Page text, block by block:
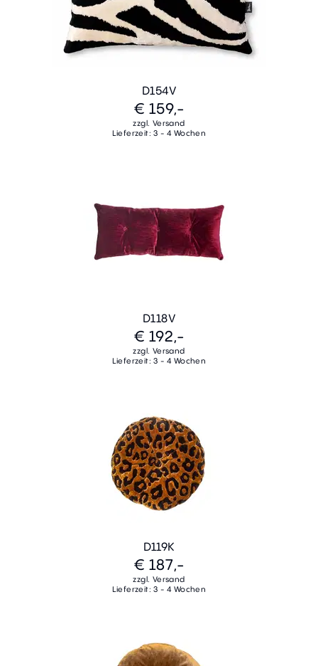
D154V
€ 159,-
zzgl. Versand
Lieferzeit: 3 - 4 Wochen
D118V
€ 192,-
zzgl. Versand
Lieferzeit: 3 - 4 Wochen
D119K
€ 187,-
zzgl. Versand
Lieferzeit: 3 - 4 Wochen